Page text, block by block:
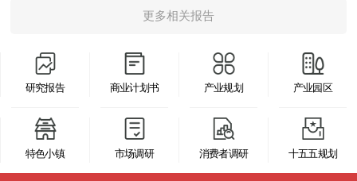
略，底下还有县域战略，集团战略、组织战略。一
个城市的发展，它没有明确的战略定位，它没有明
定受影响。到深圳去看，经济相对的很热很热。到
珠海去看，经济相对的很冷很冷，为什么差别这么
大？一是区域产业战略方向差异，深圳从一开始就
新时期的各方面因素，对中国PET发泡材料的发展
实，图表丰富，既有深入的分析，又有直观的比
较，为PET发泡材料企业在激烈的市场竞争中洞察
化合物，1828年维勒通过氰酸铵合成尿素，打破
有深远的科学史意义。 如今，尿素在农业、工
业、环保等领域亦有广泛应用，其作为含氮量最高
上作为合成树脂、脱硝剂、饲料添加剂等的重要原
料，展现出多维度的功能价值。 本研究咨询报告
由中研普华咨询公司领衔撰写，在大量周密的市场
周期性波动显著等典型特征。随着"双碳"目标深入
升，化学品行业已从传统的规模扩张模式向高端
化、绿色化、智能化方向深度变革，其产业价值正
从基础原料供给向解决方案提供与产业链价值链高
端跃迁。 当前中国化学品产业正处于从"大
更多相关报告
研究报告 商业计划书 产业规划 产业园区
特色小镇 市场调研 消费者调研 十五五规划